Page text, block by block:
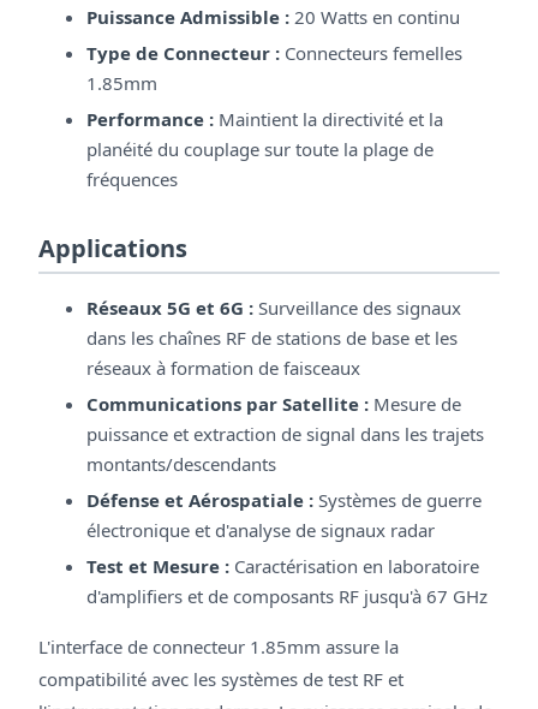
Puissance Admissible : 20 Watts en continu
Type de Connecteur : Connecteurs femelles
1.85mm
Performance : Maintient la directivité et la
planéité du couplage sur toute la plage de
fréquences
Applications
Réseaux 5G et 6G : Surveillance des signaux
dans les chaînes RF de stations de base et les
réseaux à formation de faisceaux
Communications par Satellite : Mesure de
puissance et extraction de signal dans les trajets
montants/descendants
Défense et Aérospatiale : Systèmes de guerre
électronique et d'analyse de signaux radar
Test et Mesure : Caractérisation en laboratoire
d'amplifiers et de composants RF jusqu'à 67 GHz
L'interface de connecteur 1.85mm assure la
compatibilité avec les systèmes de test RF et